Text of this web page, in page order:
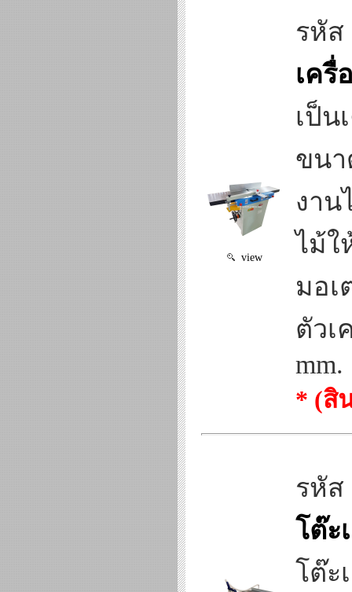
view
รหัส
เครื่
เป็น
ขนา
งาน
ไม้ใ
มอเ
ตัวเ
mm.
* (สิ
รหัส
โต๊ะ
โต๊ะ